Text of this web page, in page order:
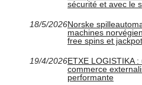
sécurité et avec le
18/5/2026Norske
machines
free spins et
19/4/2026ETXE LOGISTIKA
commerce
performante